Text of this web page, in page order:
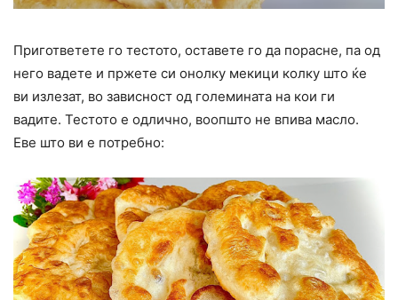
Пригответете го тестото, оставете го да порасне, па од
него вадете и пржете си онолку мекици колку што ќе
ви излезат, во зависност од големината на кои ги
вадите. Тестото е одлично, воопшто не впива масло.
Еве што ви е потребно: